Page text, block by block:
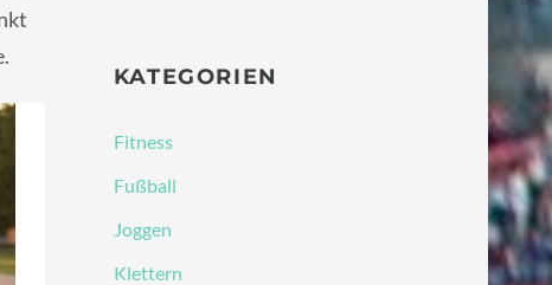
KATEGORIEN
Fitness
Fußball
Joggen
Klettern